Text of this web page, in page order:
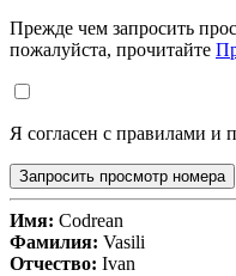
Прежде чем запросить
пожалуйста, прочитайте
Я согласен с правилами и
Запросить просмотр номера
Имя: Codrean
Фамилия: Vasili
Отчество: Ivan